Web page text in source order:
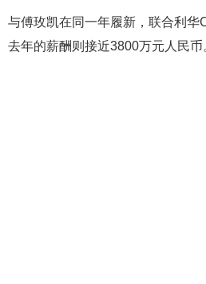
与傅玫凯在同一年履新，联合利华
去年的薪酬则接近3800万元人民币